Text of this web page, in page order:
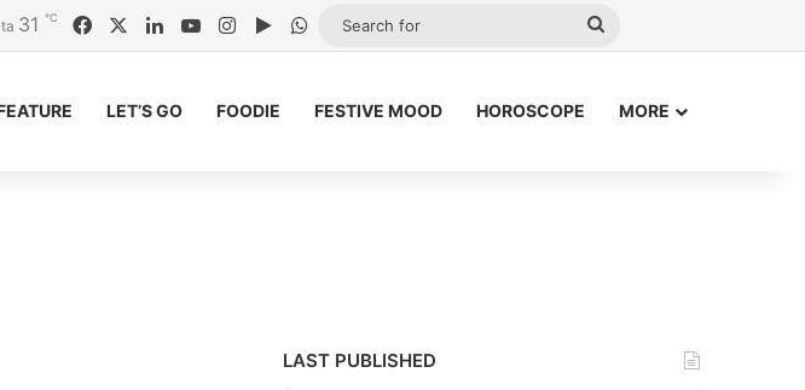
31 ℃ FacebookLinkedInYouTubeInstagram
Google Play
WhatsApp
LET’S GO FOODIE FESTIVE MOOD HOROSCOPE MORE
LAST PUBLISHED